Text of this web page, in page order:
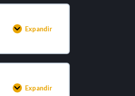
Expandir
Expandir